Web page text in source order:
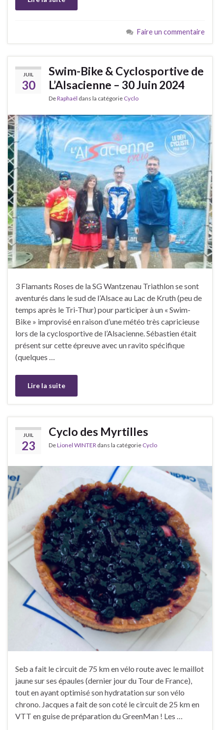
Faire un commentaire
JUIL
30
Swim-Bike & Cyclosportive de
L’Alsacienne – 30 Juin 2024
DeRaphaël dans la catégorie Cyclo
3 Flamants Roses de la SG Wantzenau Triathlon se sont
aventurés dans le sud de l’Alsace au Lac de Kruth (peu de
temps après le Tri-Thur) pour participer à un « Swim-
Bike » improvisé en raison d’une météo très capricieuse
lors de la cyclosportive de l’Alsacienne. Sébastien était
présent sur cette épreuve avec un ravito spécifique
(quelques …
Lire la suite
JUIL
23
Cyclo des Myrtilles
DeLionel WINTER dans la catégorie Cyclo
Seb a fait le circuit de 75 km en vélo route avec le maillot
jaune sur ses épaules (dernier jour du Tour de France),
tout en ayant optimisé son hydratation sur son vélo
chrono. Jacques a fait de son coté le circuit de 25 km en
VTT en guise de préparation du GreenMan ! Les …